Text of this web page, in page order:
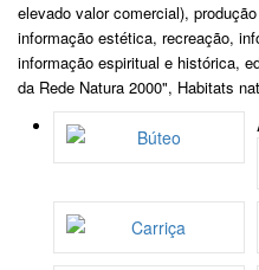
elevado valor comercial),
informação estética, recreação,
informação espiritual e histórica,
da Rede Natura 2000", Habitats